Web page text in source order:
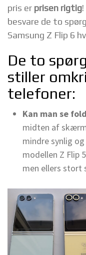
pris er prisen rigtig
besvare de to
Samsung Z Flip 6
De to
stiller
telefoner:
Kan man se
midten af
mindre synlig
modellen Z Flip
men ellers stort